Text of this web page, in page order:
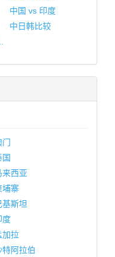
中国 vs 印度
中日韩比较
门
国
来西亚
埔寨
基斯坦
度
加拉
特阿拉伯